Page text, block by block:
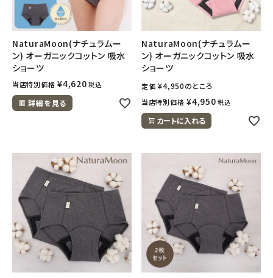
オリジナルブランド
ナチュラムーン
エコリュクス
エコメイト
アルマウィン
アルモニベルツ
コラム・スタッフのおすすめ
NaturaMoon(ナチュラムー
ン) オーガニックコットン 吸水
ショーツ
当店特別価格 ¥4,620 税込
詳細を見る
NaturaMoon(ナチュラムー
ン) オーガニックコットン 吸水
ショーツ
定価 ¥4,950のところ
当店特別価格 ¥4,950 税込
カートに入れる